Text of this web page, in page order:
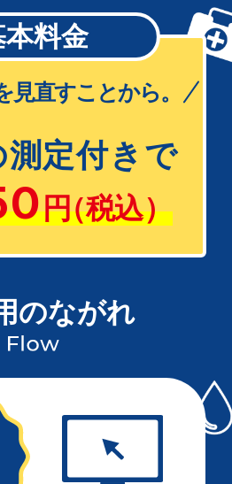
本料金
見直すことから。
測定付きで
円（税込）
のながれ